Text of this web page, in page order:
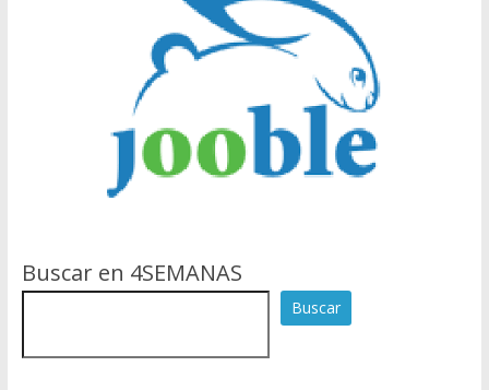
Buscar en 4SEMANAS
Buscar